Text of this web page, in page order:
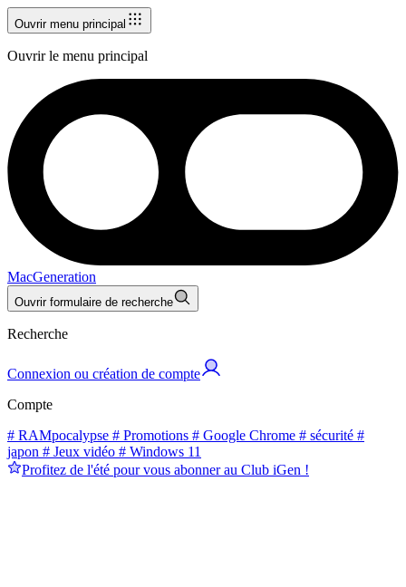
Ouvrir menu principal
Ouvrir le menu principal
MacGeneration
Ouvrir formulaire de recherche
Recherche
Connexion ou création de compte
Compte
# RAMpocalypse # Promotions # Google Chrome # sécurité #
japon # Jeux vidéo # Windows 11
Profitez de l'été pour vous abonner au Club iGen !